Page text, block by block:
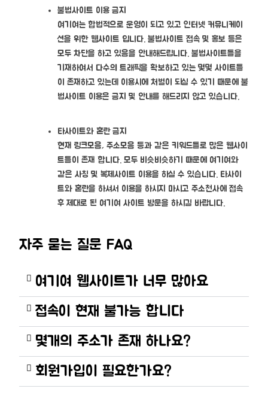
불법사이트 이용 금지
여기여는 합법적으로 운영이 되고 있고 인터넷 커뮤니케이
션을 위한 웹사이트 입니다. 불법사이트 접속 및 홍보 등은
모두 차단을 하고 있음을 안내해드립니다. 불법사이트들을
기재하여서 다수의 트래픽을 확보하고 있는 몇몇 사이트들
이 존재하고 있는데 이용시에 처벌이 되실 수 있기 때문에 불
법사이트 이용은 금지 및 안내를 해드리지 않고 있습니다.
타사이트와 혼란 금지
현재 링크모음, 주소모음 등과 같은 키워드들로 많은 웹사이
트들이 존재 합니다. 모두 비슷비슷하기 때문에 여기여와
같은 사칭 및 복제사이트 이용을 하실 수 있습니다. 타사이
트와 혼란을 하셔서 이용을 하시지 마시고 주소천사에 접속
후 제대로 된 여기여 사이트 방문을 하시길 바랍니다.
자주 묻는 질문 FAQ
여기여 웹사이트가 너무 많아요
접속이 현재 불가능 합니다
몇개의 주소가 존재 하나요?
회원가입이 필요한가요?